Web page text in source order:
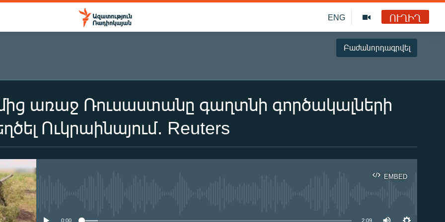
ENG ՈՒՂԻՂ
Բաժանորդագրվել
ԲԱԺԱՆՈՐԴԱԳՐՎԵԼ
առաջ Ռուսաստանը գաղտնի գործակալների
Ուկրաինայում․ Reuters
EMBED
0:00 2:09